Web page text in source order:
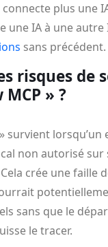
plus une
une IA à une
sans précédent.
risques de
» ?
survient
non autorisé
crée une faille
sans que le
le tracer.